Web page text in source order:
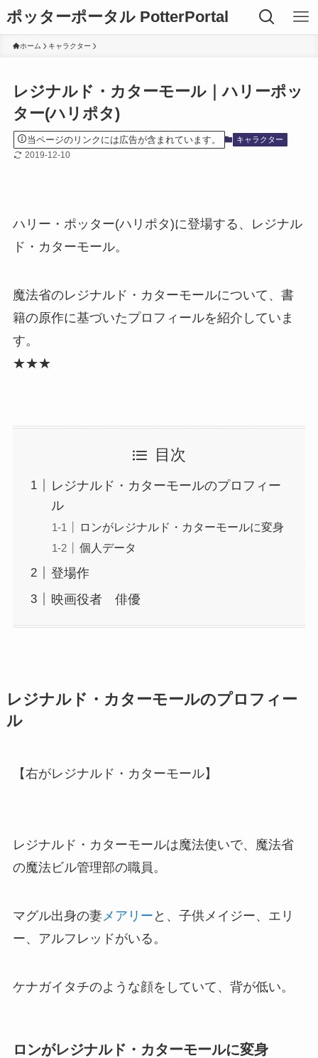
ポッターポータル PotterPortal
ホーム キャラクター
レジナルド・カターモール｜ハリーポッ
ター(ハリポタ)
当ページのリンクには広告が含まれています。 キャラクター
2019-12-10
ハリー・ポッター(ハリポタ)に登場する、レジナル
ド・カターモール。
魔法省のレジナルド・カターモールについて、書
籍の原作に基づいたプロフィールを紹介していま
す。
★★★
目次
レジナルド・カターモールのプロフィー
ル
ロンがレジナルド・カターモールに変身
個人データ
登場作
映画役者 俳優
レジナルド・カターモールのプロフィー
ル
【右がレジナルド・カターモール】
レジナルド・カターモールは魔法使いで、魔法省
の魔法ビル管理部の職員。
マグル出身の妻 メアリー と、子供メイジー、エリ
ー、アルフレッドがいる。
ケナガイタチのような顔をしていて、背が低い。
ロンがレジナルド・カターモールに変身